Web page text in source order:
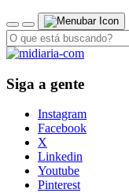
Siga a gente
Instagram
Facebook
X
Linkedin
Youtube
Pinterest